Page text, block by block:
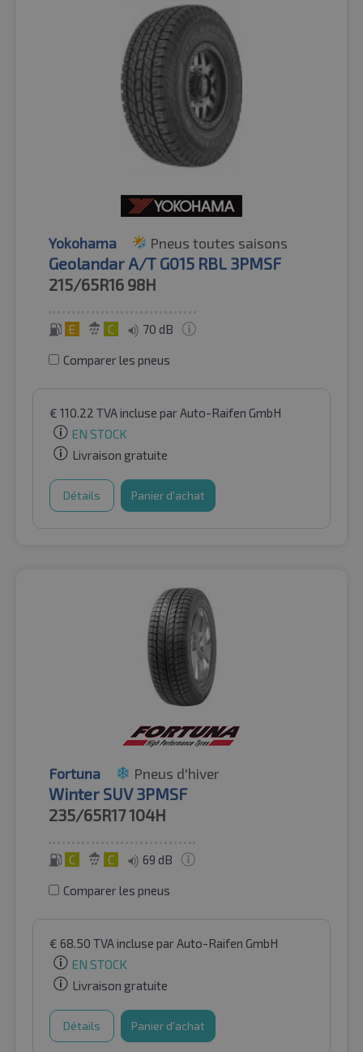
Yokohama Pneus toutes saisons
Geolandar A/T G015 RBL 3PMSF
215/65R16 98H
E C 70 dB
Comparer les pneus
€ 110.22 TVA incluse par Auto-Raifen GmbH
EN STOCK
Livraison gratuite
Détails Panier d'achat
Fortuna Pneus d'hiver
Winter SUV 3PMSF
235/65R17104H
C C 69 dB
Comparer les pneus
€ 68.50 TVA incluse par Auto-Raifen GmbH
EN STOCK
Livraison gratuite
Détails Panier d'achat